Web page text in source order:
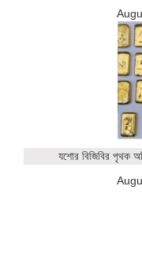
যশোর বিজিবির পৃথক